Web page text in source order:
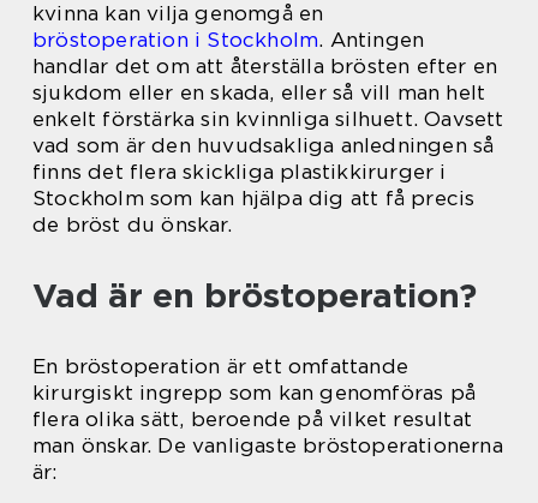
kvinna kan vilja genomgå en
bröstoperation i Stockholm. Antingen
handlar det om att återställa brösten efter en
sjukdom eller en skada, eller så vill man helt
enkelt förstärka sin kvinnliga silhuett. Oavsett
vad som är den huvudsakliga anledningen så
finns det flera skickliga plastikkirurger i
Stockholm som kan hjälpa dig att få precis
de bröst du önskar.
Vad är en bröstoperation?
En bröstoperation är ett omfattande
kirurgiskt ingrepp som kan genomföras på
flera olika sätt, beroende på vilket resultat
man önskar. De vanligaste bröstoperationerna
är: